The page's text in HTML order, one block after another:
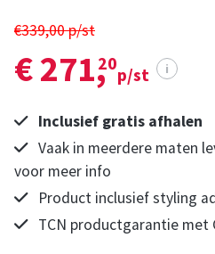
€339,00 p/st
€ 271,
20
p/st i
Inclusief gratis afhalen
Vaak in meerdere maten
voor meer info
Product inclusief styling
TCN productgarantie met